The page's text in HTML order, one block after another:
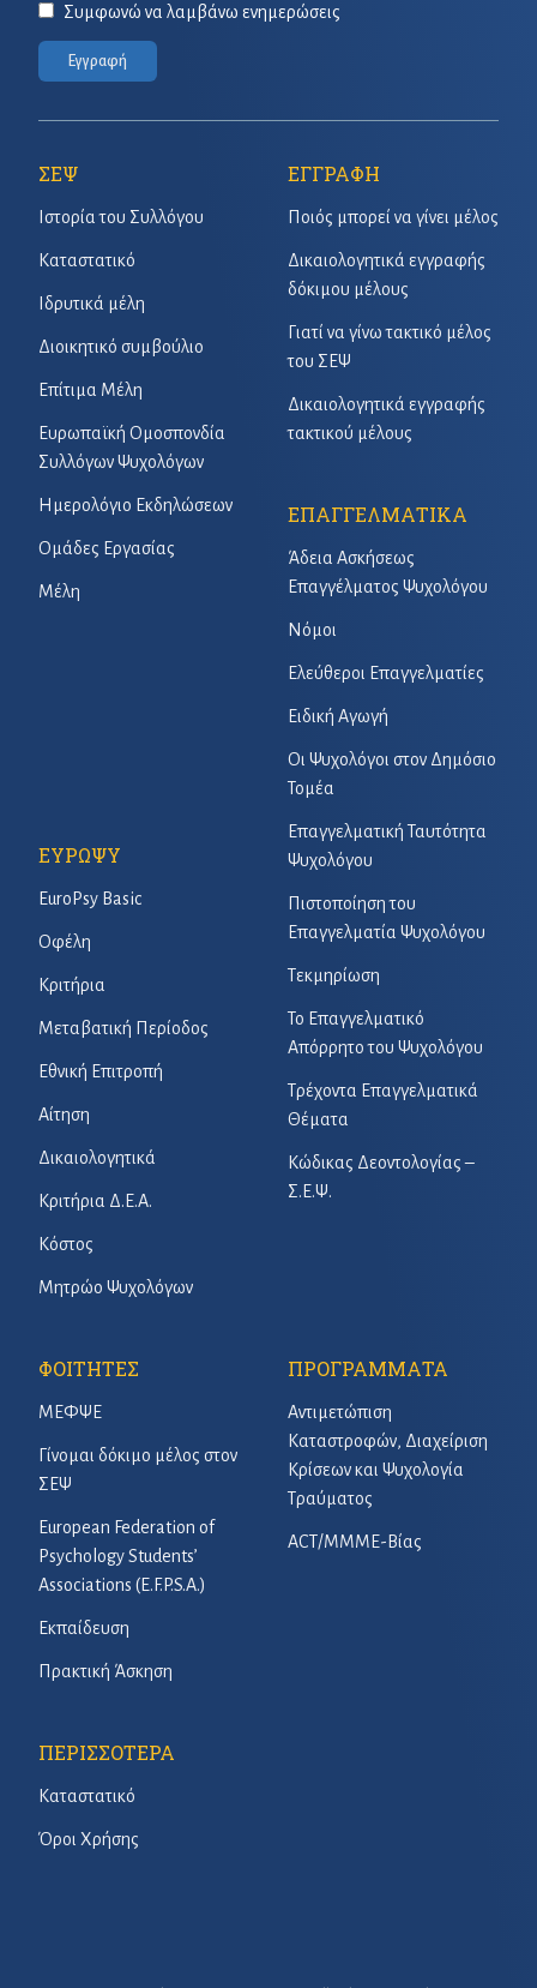
Συμφωνώ να λαμβάνω ενημερώσεις
Εγγραφή
ΣΕΨ
Ιστορία του Συλλόγου
Καταστατικό
Ιδρυτικά μέλη
Διοικητικό συμβούλιο
Επίτιμα Μέλη
Ευρωπαϊκή Ομοσπονδία
Συλλόγων Ψυχολόγων
Ημερολόγιο Εκδηλώσεων
Ομάδες Εργασίας
Μέλη
ΕΓΓΡΑΦΗ
Ποιός μπορεί να γίνει μέλος
Δικαιολογητικά εγγραφής
δόκιμου μέλους
Γιατί να γίνω τακτικό μέλος
του ΣΕΨ
Δικαιολογητικά εγγραφής
τακτικού μέλους
ΕΠΑΓΓΕΛΜΑΤΙΚΑ
Άδεια Ασκήσεως
Επαγγέλματος Ψυχολόγου
Νόμοι
Ελεύθεροι Επαγγελματίες
Ειδική Αγωγή
Οι Ψυχολόγοι στον Δημόσιο
Τομέα
Επαγγελματική Ταυτότητα
Ψυχολόγου
Πιστοποίηση του
Επαγγελματία Ψυχολόγου
Τεκμηρίωση
Το Επαγγελματικό
Απόρρητο του Ψυχολόγου
Τρέχοντα Επαγγελματικά
Θέματα
Κώδικας Δεοντολογίας –
Σ.Ε.Ψ.
ΕΥΡΩΨΥ
EuroPsy Basic
Οφέλη
Κριτήρια
Μεταβατική Περίοδος
Εθνική Επιτροπή
Αίτηση
Δικαιολογητικά
Κριτήρια Δ.Ε.Α.
Κόστος
Μητρώο Ψυχολόγων
ΦΟΙΤΗΤΕΣ
ΜΕΦΨΕ
Γίνομαι δόκιμο μέλος στον
ΣΕΨ
European Federation of
Psychology Students’
Associations (E.F.P.S.A.)
Εκπαίδευση
Πρακτική Άσκηση
ΠΡΟΓΡΑΜΜΑΤΑ
Αντιμετώπιση
Καταστροφών, Διαχείριση
Κρίσεων και Ψυχολογία
Τραύματος
ACT/ΜΜΜΕ-Βίας
ΠΕΡΙΣΣΟΤΕΡΑ
Καταστατικό
Όροι Χρήσης